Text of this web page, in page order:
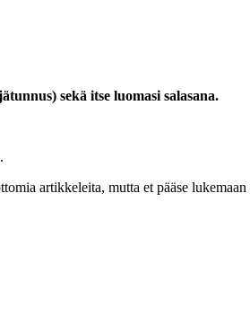
sekä itse luomasi salasana.
artikkeleita, mutta et pääse